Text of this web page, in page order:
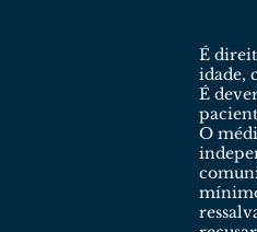
É
idade,
É
O